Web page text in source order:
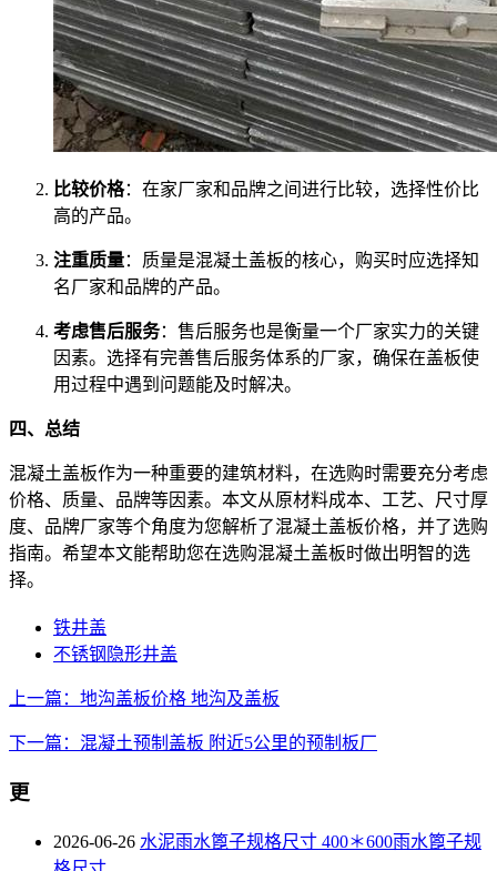
比较价格：在家厂家和品牌之间进行比较，选择性价比
高的产品。
注重质量：质量是混凝土盖板的核心，购买时应选择知
名厂家和品牌的产品。
考虑售后服务：售后服务也是衡量一个厂家实力的关键
因素。选择有完善售后服务体系的厂家，确保在盖板使
用过程中遇到问题能及时解决。
四、总结
混凝土盖板作为一种重要的建筑材料，在选购时需要充分考虑
价格、质量、品牌等因素。本文从原材料成本、工艺、尺寸厚
度、品牌厂家等个角度为您解析了混凝土盖板价格，并了选购
指南。希望本文能帮助您在选购混凝土盖板时做出明智的选
择。
铁井盖
不锈钢隐形井盖
上一篇：地沟盖板价格 地沟及盖板
下一篇：混凝土预制盖板 附近5公里的预制板厂
更
2026-06-26 水泥雨水篦子规格尺寸 400＊600雨水篦子规